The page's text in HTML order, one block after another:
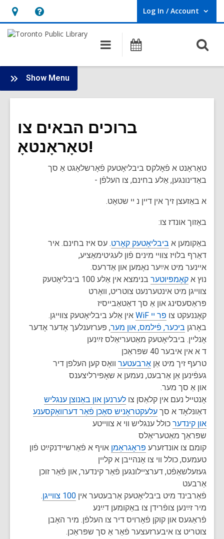
Hours
&
opens
an
overlay
Help,
opens
overlay
Log In / Account
User Log In / Account.
Main
navigation
Programs
Show Menu
New
to
ברוכים הבאים צו
טאָראָנטאָ!
טאָראָנט א פֿאָלקס ביבליאָטעק פֿאָרשלאָגט אַ סך
באַדינונגען, אַלע בחינם, צו העלפֿן -
א באַזעצן זיך אין דיין נ ײ שטאָט.
באַזוך אונדז צו:
באַקומען א ביבליאָטעק קאָרט. עס איז בחינם. איר
דאַרף בלויז צוויי מינים פֿון לעגיטימאַציע,
איינער מיט אײַער נאָמען און אַדרעס.
נוץ א קאָמפּיוטער
בנימצא אין אַלע 100 ביבליאָטעק
צווייגן מיט אינטערנעט צוטריט, וואָרט
פּראַסעסינג און אַ סך דאַטאַבייסיז
קאָננעקט צו פר ײ WiF
אין אַלע ביבליאָטעק צווייגן.
באָרגן ביכער, פֿילמס, און מער, פּערזענלעך אָדער אָדער
אָנליין. ביבליאָטעק מאַטעריאַלס זײַנען
ד א אין איבער 40 שפּראַכן
טרעף זיך מיט אַן אַרבעטער וואָס קען העלפן דיר
געפֿינען אַן אַרבעט, נעמען א שאָפירליצענס
און אַ סך מער.
אָנטייל נעם אין קלאַסן צו לערנען און באַנוצן ענגליש
דאַונּלאָד א סך עלעקטראָניש סאַכן פֿאַר דערוואַקסענע
און קינדער כולל ענגליש ווי א צווייטע
שפּראַך מאַטעריאַלס
קומם צו אונדזערע פּראָגראַמן אויף א פֿאַרשיידנקײַט פֿון
טעמעס, כולל ווי צו אָנהייבן א קליין
געזעלשאַפֿט, דערציילונגען פֿאַר קינדער, און פֿאַר זוכן
אַרבעט
פֿאַרבינד מיט ביבליאָטעק אַרבעטער אין 100 צווייגן
.
מיר זײַנען צופֿרידן צו באַקומען דײַנע
פֿראַגעס און קוקן פֿאָרויס דיר צו העלפֿן. מיר האָבן
צוטריט צו איבערזעצער פֿאַר אַ סך שפּראַכן.